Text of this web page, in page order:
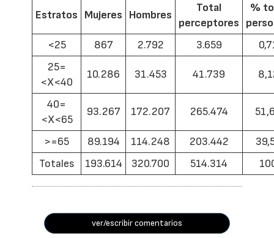
Estratos Mujeres Hombres
Total
perceptores
%
<25
867 2.792 3.659
25=
<X<40
10.286 31.453 41.739
40=
<X<65
93.267 172.207 265.474
>=65 89.194 114.248 203.442
Totales
193.614 320.700 514.314
ver/escribir comentarios